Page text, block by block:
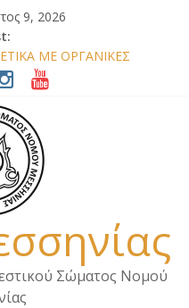
9, 2026
ΜΕ ΟΡΓΑΝΙΚΕΣ
ΣΕ ΥΠΗΡΕΣΙΕΣ ΚΑΙ
ΣΩΜΑΤΕΙΟΥ
ΣΤΗΝ Π.Υ. Α/Δ ΚΑΛΑΜΑΤΑΣ
Σώματος Νομού